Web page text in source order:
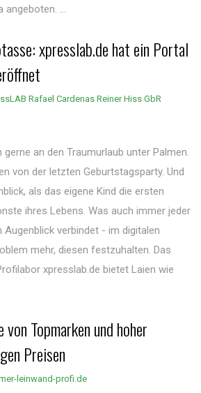
angeboten. ...
xpresslab.de hat ein Portal
Rafael Cardenas Reiner Hiss GbR
gerne an den Traumurlaub unter Palmen.
von der letzten Geburtstagsparty. Und
als das eigene Kind die ersten
ihres Lebens. Was auch immer jeder
verbindet - im digitalen
mehr, diesen festzuhalten. Das
xpresslab.de bietet Laien wie
von Topmarken und hoher
Preisen
leinwand-profi.de